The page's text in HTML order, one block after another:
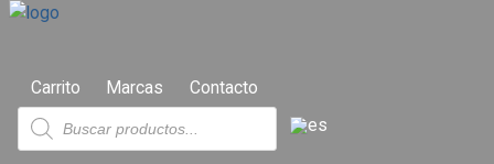
Carrito Marcas Contacto